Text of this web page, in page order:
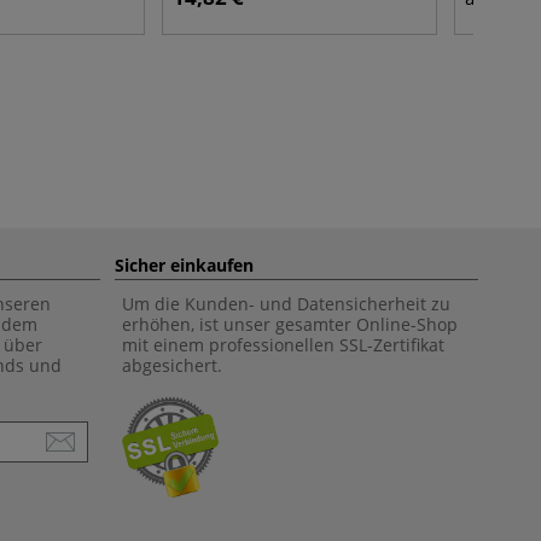
über
und
Sicher einkaufen
Um die Kunden- und Datensicherheit zu
erhöhen, ist unser gesamter Online-Shop
mit einem professionellen SSL-Zertifikat
abgesichert.